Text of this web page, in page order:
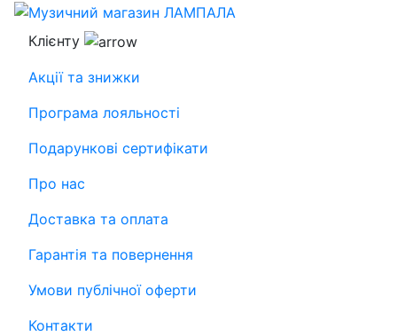
Клієнту
Акції та знижки
Програма лояльності
Подарункові сертифікати
Про нас
Доставка та оплата
Гарантія та повернення
Умови публічної оферти
Контакти